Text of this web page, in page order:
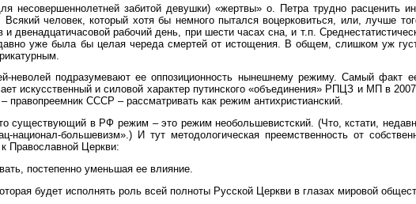
забитой девушки) «жертвы» о. Петра трудно расценить
человек, который хотя бы немного пытался воцерковиться, или, лучше
рабочий день, при шести часах сна, и т.п.
уже была бы целая череда смертей от истощения. В общем, слишком уж
неволей подразумевают ее оппозиционность нынешнему режиму. Самый факт
искусственный и силовой характер путинского «объединения» РПЦЗ и МП в
правопреемник СССР – рассматривать как режим антихристианский.
существующий в РФ режим – это режим необольшевистский. (Что, кстати,
большевизм».) И тут методологическая преемственность от
Православной Церкви:
постепенно уменьшая ее влияние.
будет исполнять роль всей полноты Русской Церкви в глазах мировой